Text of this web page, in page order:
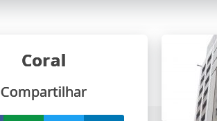
Coral
Compartilhar